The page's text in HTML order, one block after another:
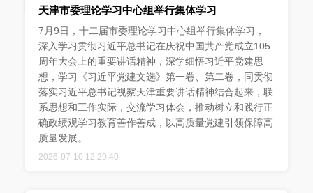
天津市委理论学习中心组举行集体学习
7月9日，十二届市委理论学习中心组举行集体学习，
深入学习贯彻习近平总书记在庆祝中国共产党成立105
周年大会上的重要讲话精神，深学细悟习近平党建思
想，学习《习近平党建文选》第一卷、第二卷，同贯彻
落实习近平总书记视察天津重要讲话精神结合起来，联
系思想和工作实际，交流学习体会，推动树立和践行正
确政绩观学习教育善作善成，以高质量党建引领保障高
质量发展。
2026-07-10 12:29:40